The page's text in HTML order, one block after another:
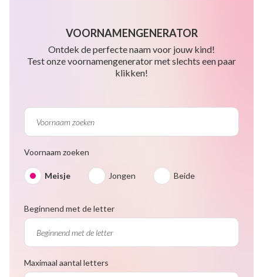
VOORNAMENGENERATOR
Ontdek de perfecte naam voor jouw kind!
Test onze voornamengenerator met slechts een paar
klikken!
Voornaam zoeken
Meisje Jongen Beide
Beginnend met de letter
Maximaal aantal letters